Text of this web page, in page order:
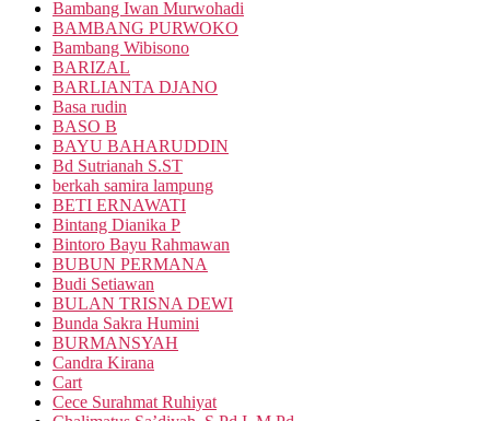
Bambang Iwan Murwohadi
BAMBANG PURWOKO
Bambang Wibisono
BARIZAL
BARLIANTA DJANO
Basa rudin
BASO B
BAYU BAHARUDDIN
Bd Sutrianah S.ST
berkah samira lampung
BETI ERNAWATI
Bintang Dianika P
Bintoro Bayu Rahmawan
BUBUN PERMANA
Budi Setiawan
BULAN TRISNA DEWI
Bunda Sakra Humini
BURMANSYAH
Candra Kirana
Cart
Cece Surahmat Ruhiyat